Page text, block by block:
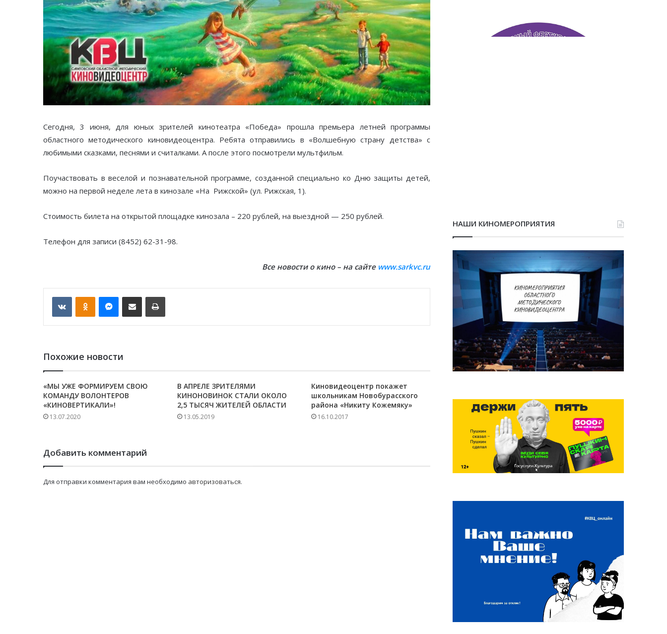
Сегодня, 3 июня, для юных зрителей кинотеатра «Победа» прошла премьера летней программы
областного методического киновидеоцентра. Ребята отправились в «Волшебную страну детства» с
любимыми сказками, песнями и считалками. А после этого посмотрели мультфильм.
Поучаствовать в веселой и познавательной программе, созданной специально ко Дню защиты детей,
можно на первой неделе лета в кинозале «На Рижской» (ул. Рижская, 1).
Стоимость билета на открытой площадке кинозала – 220 рублей, на выездной — 250 рублей.
Телефон для записи (8452) 62-31-98.
Все новости о кино – на сайте www.sarkvc.ru
VKontakte
Похожие новости
«МЫ УЖЕ ФОРМИРУЕМ СВОЮ
КОМАНДУ ВОЛОНТЕРОВ
«КИНОВЕРТИКАЛИ»!
13.07.2020
В АПРЕЛЕ ЗРИТЕЛЯМИ
КИНОНОВИНОК СТАЛИ ОКОЛО
2,5 ТЫСЯЧ ЖИТЕЛЕЙ ОБЛАСТИ
13.05.2019
Киновидеоцентр покажет
школьникам Новобурасского
района «Никиту Кожемяку»
16.10.2017
Добавить комментарий
Для отправки комментария вам необходимо авторизоваться.
НАШИ КИНОМЕРОПРИЯТИЯ